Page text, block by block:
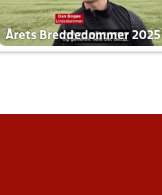
Årets Breddedommer 2025